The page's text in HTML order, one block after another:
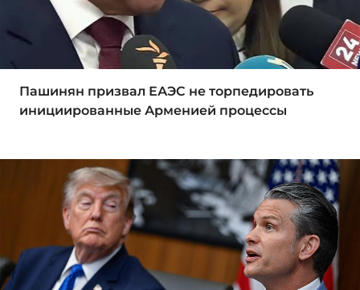
Пашинян призвал ЕАЭС не торпедировать
инициированные Арменией процессы